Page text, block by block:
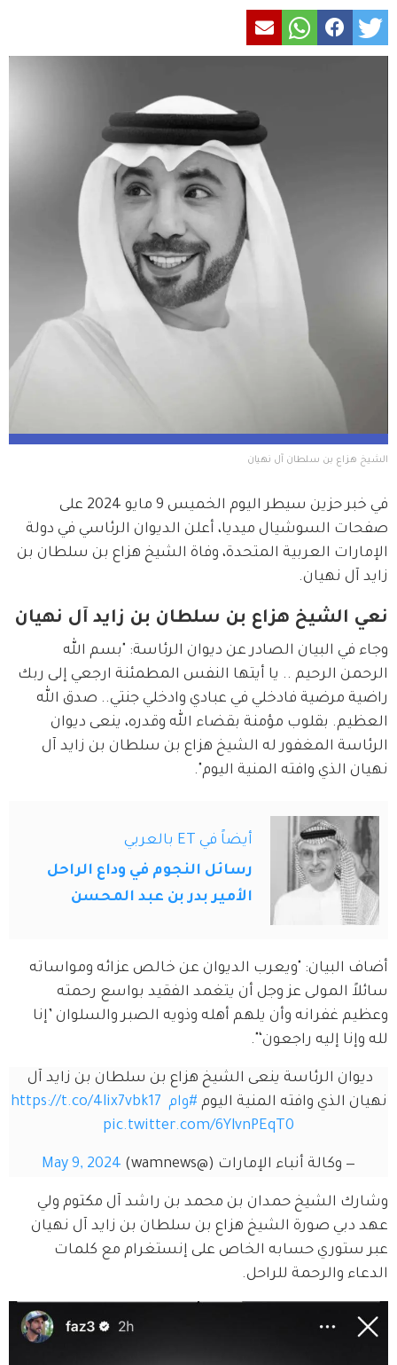
الشيخ هزاع بن سلطان آل نهيان
في خبر حزين سيطر اليوم الخميس 9 مايو 2024 على
صفحات السوشيال ميديا، أعلن الديوان الرئاسي في دولة
الإمارات العربية المتحدة، وفاة الشيخ هزاع بن سلطان بن
زايد آل نهيان.
نعي الشيخ هزاع بن سلطان بن زايد آل نهيان
وجاء في البيان الصادر عن ديوان الرئاسة: "بسم الله
الرحمن الرحيم .. يا أيتها النفس المطمئنة ارجعي إلى ربك
راضية مرضية فادخلي في عبادي وادخلي جنتي.. صدق الله
العظيم. بقلوب مؤمنة بقضاء الله وقدره، ينعى ديوان
الرئاسة المغفور له الشيخ هزاع بن سلطان بن زايد آل
نهيان الذي وافته المنية اليوم".
أيضاً في ET بالعربي
رسائل النجوم في وداع الراحل
الأمير بدر بن عبد المحسن
أضاف البيان: "ويعرب الديوان عن خالص عزائه ومواساته
سائلاً المولى عز وجل أن يتغمد الفقيد بواسع رحمته
وعظيم غفرانه وأن يلهم أهله وذويه الصبر والسلوان ’إنا
لله وإنا إليه راجعون‘".
ديوان الرئاسة ينعى الشيخ هزاع بن سلطان بن زايد آل
نهيان الذي وافته المنية اليوم #وام
https://t.co/4lix7vbk17
pic.twitter.com/6YlvnPEqT0
— وكالة أنباء الإمارات (@wamnews) May 9, 2024
وشارك الشيخ حمدان بن محمد بن راشد آل مكتوم ولي
عهد دبي صورة الشيخ هزاع بن سلطان بن زايد آل نهيان
عبر ستوري حسابه الخاص على إنستغرام مع كلمات
الدعاء والرحمة للراحل.